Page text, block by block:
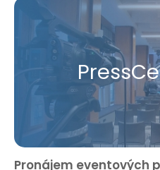
Pronájem eventových